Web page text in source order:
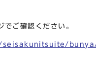
ご確認ください。